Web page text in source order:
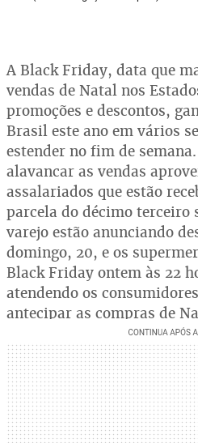
A Black Friday, data que
vendas de Natal nos
promoções e descontos,
Brasil este ano em vários
estender no fim de
alavancar as vendas
assalariados que estão
parcela do décimo terceiro
varejo estão anunciando
domingo, 20, e os
Black Friday ontem às 22
atendendo os
antecipar as compras de